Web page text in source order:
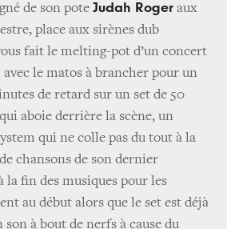
de son pote Judah Roger aux
place aux sirènes dub
fait le melting-pot d’un concert
avec le matos à brancher pour un
de retard sur un set de 50
aboie derrière la scène, un
qui ne colle pas du tout à la
chansons de son dernier
la fin des musiques pour les
au début alors que le set est déjà
à bout de nerfs à cause du